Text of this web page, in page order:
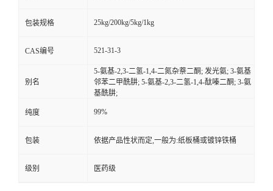
包装规格 25kg/200kg/5kg/1kg
CAS编号 521-31-3
别名
5-氨基-2,3-二氢-1,4-二氮杂萘二酮; 发光氨; 3-氨基
邻苯二甲酰肼; 5-氨基-2,3-二氢-1,4-酞嗪二酮; 3-氨
基酰肼;
纯度 99%
包装 依据产品性状而定,一般为:纸板桶或镀锌铁桶
级别 医药级